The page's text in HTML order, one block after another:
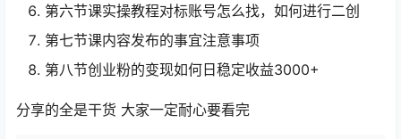
第六节课实操教程对标账号怎么找，如何进行二创
第七节课内容发布的事宜注意事项
第八节创业粉的变现如何日稳定收益3000+
分享的全是干货 大家一定耐心要看完